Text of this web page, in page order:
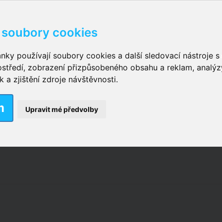
cookies
používají soubory cookies a další sledovací nástroje s
zobrazení přizpůsobeného obsahu a reklam,
a zjištění zdroje návštěvnosti.
Upravit mé předvolby
kalhotky zalepovací ,Inkontinenční kalhotky
vložky pro muže
plavky,Dámské inkontinenční plavky